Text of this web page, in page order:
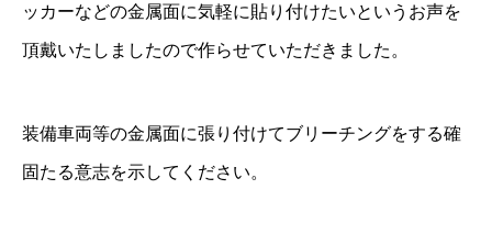
ッカーなどの金属面に気軽に貼り付けたいというお声を
頂戴いたしましたので作らせていただきました。
装備車両等の金属面に張り付けてブリーチングをする確
固たる意志を示してください。